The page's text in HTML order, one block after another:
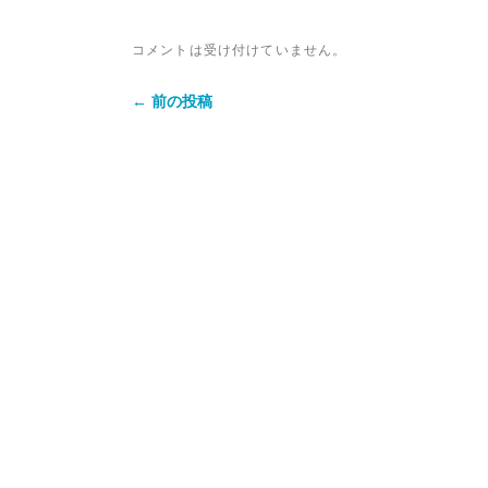
コメントは受け付けていません。
← 前の投稿